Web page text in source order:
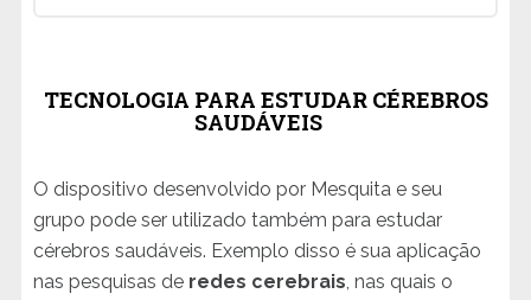
TECNOLOGIA PARA ESTUDAR CÉREBROS
SAUDÁVEIS
O dispositivo desenvolvido por Mesquita e seu
grupo pode ser utilizado também para estudar
cérebros saudáveis. Exemplo disso é sua aplicação
nas pesquisas de redes cerebrais, nas quais o